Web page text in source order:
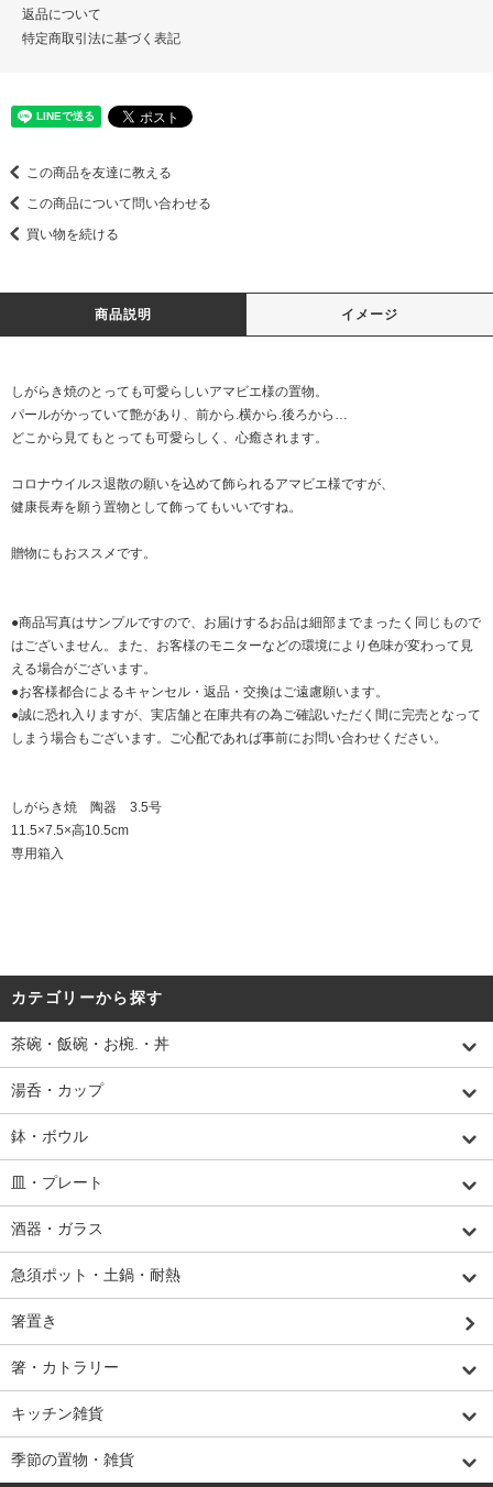
返品について
特定商取引法に基づく表記
この商品を友達に教える
この商品について問い合わせる
買い物を続ける
商品説明 イメージ
しがらき焼のとっても可愛らしいアマビエ様の置物。
パールがかっていて艶があり、前から.横から.後ろから…
どこから見てもとっても可愛らしく、心癒されます。
コロナウイルス退散の願いを込めて飾られるアマビエ様ですが、
健康長寿を願う置物として飾ってもいいですね。
贈物にもおススメです。
●商品写真はサンプルですので、お届けするお品は細部までまったく同じもので
はございません。また、お客様のモニターなどの環境により色味が変わって見
える場合がございます。
●お客様都合によるキャンセル・返品・交換はご遠慮願います。
●誠に恐れ入りますが、実店舗と在庫共有の為ご確認いただく間に完売となって
しまう場合もございます。ご心配であれば事前にお問い合わせください。
しがらき焼 陶器 3.5号
11.5×7.5×高10.5cm
専用箱入
カテゴリーから探す
茶碗・飯碗・お椀.・丼
湯呑・カップ
鉢・ボウル
皿・プレート
酒器・ガラス
急須ポット・土鍋・耐熱
箸置き
箸・カトラリー
キッチン雑貨
季節の置物・雑貨